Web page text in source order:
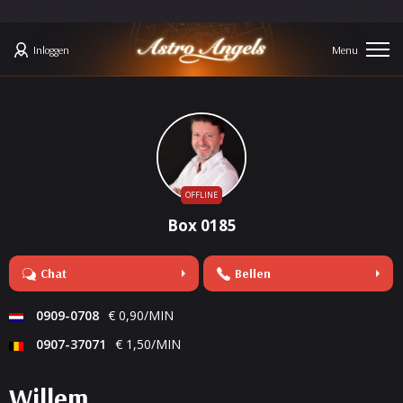
Inloggen
OFFLINE
Box 0185
Chat Bellen
0909-0708 € 0,90/MIN
0907-37071
€ 1,50/MIN